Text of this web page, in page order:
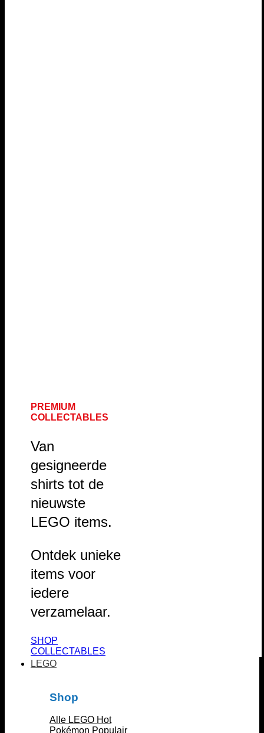
PREMIUM
COLLECTABLES
Van
gesigneerde
shirts tot de
nieuwste
LEGO items.
Ontdek unieke
items voor
iedere
verzamelaar.
SHOP
COLLECTABLES
LEGO
Shop
Alle LEGO
Pokémon